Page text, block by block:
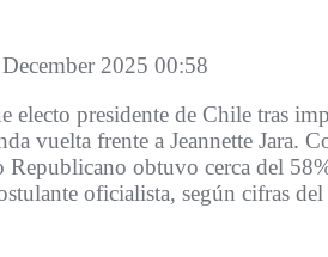
2025 00:58
electo presidente de Chile tras
vuelta frente a Jeannette Jara.
Republicano obtuvo cerca del
oficialista, según cifras